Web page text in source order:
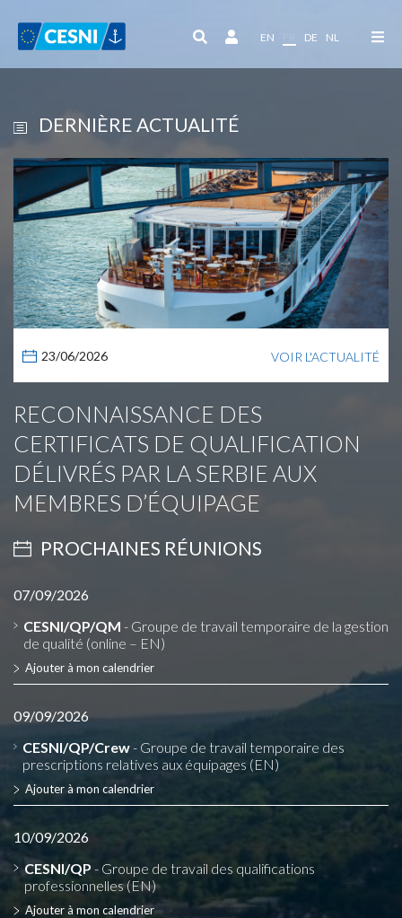
EN DE NL
DERNIÈRE ACTUALITÉ
23/06/2026 VOIR L'ACTUALITÉ
RECONNAISSANCE DES
CERTIFICATS DE QUALIFICATION
DÉLIVRÉS PAR LA SERBIE AUX
MEMBRES D’ÉQUIPAGE
PROCHAINES RÉUNIONS
07/09/2026
CESNI/QP/QM - Groupe de travail temporaire de la gestion
de qualité (online – EN)
Ajouter à mon calendrier
09/09/2026
CESNI/QP/Crew- Groupe de travail temporaire des
prescriptions relatives aux équipages (EN)
Ajouter à mon calendrier
10/09/2026
CESNI/QP - Groupe de travail des qualifications
professionnelles (EN)
Ajouter à mon calendrier